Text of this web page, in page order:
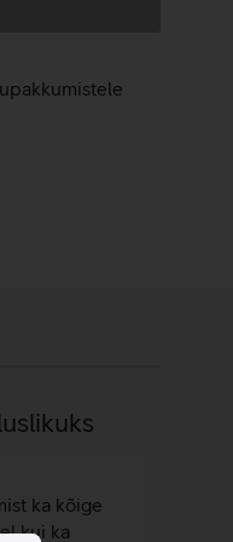
ka kõige
kui ka